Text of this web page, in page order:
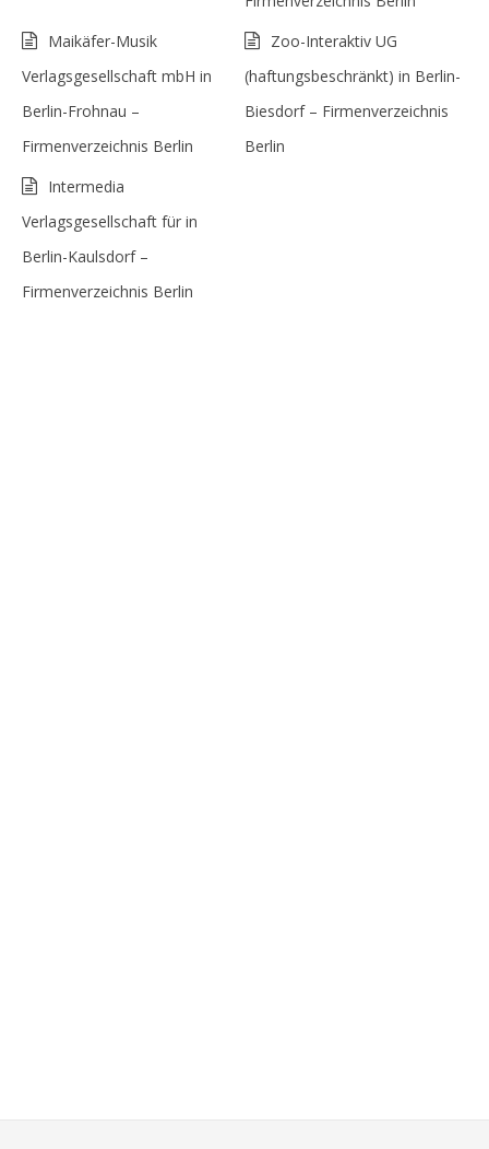
Maikäfer-Musik
Verlagsgesellschaft mbH in
Berlin-Frohnau –
Firmenverzeichnis Berlin
Zoo-Interaktiv UG
(haftungsbeschränkt) in Berlin-
Biesdorf – Firmenverzeichnis
Berlin
Intermedia
Verlagsgesellschaft für in
Berlin-Kaulsdorf –
Firmenverzeichnis Berlin